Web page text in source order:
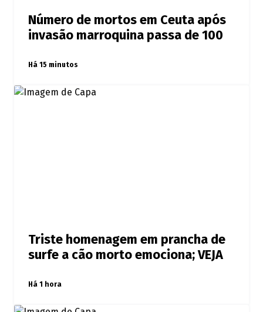
Número de mortos em Ceuta após
invasão marroquina passa de 100
Há 15 minutos
Triste homenagem em prancha de
surfe a cão morto emociona; VEJA
Há 1 hora